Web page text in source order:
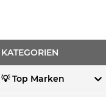
KATEGORIEN
💡 Top Marken